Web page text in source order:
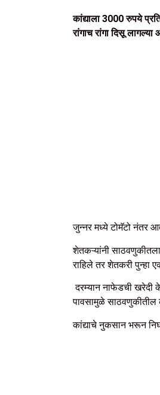
कांद्याला 3000 रुपये
रांगाच रांगा दिसू
जुन्नर मध्ये टोमॅटो नंतर
शेतकऱ्यांनी
राहिले तर शेतकरी पुन्हा
दरम्यान नाफेडची खरेदी
पावसामुळे साठवणुकीतील
कांद्याचे नुकसान भरून